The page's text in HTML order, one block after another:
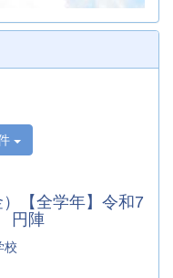
【全学年】令和7
円陣
校